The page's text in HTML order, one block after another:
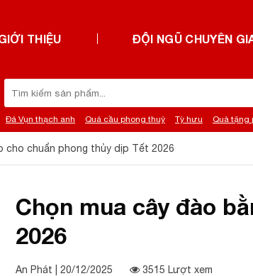
THIỆU ĐỘI NGŨ CHUYÊN
kiếm:
Đá Vụn thạch anh Quả cầu phong thuỷ Tỳ hưu Quà tặng
cho chuẩn phong thủy dịp Tết 2026
Chọn mua cây đào
2026
An Phát | 20/12/2025 3515 Lượt xem